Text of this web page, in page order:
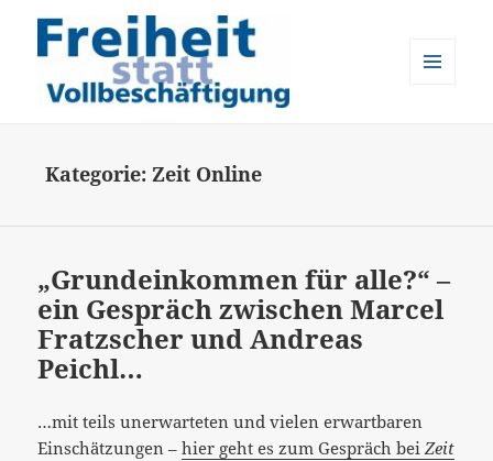
Kategorie:Zeit Online
„Grundeinkommen für alle?“ –
ein Gespräch zwischen Marcel
Fratzscher und Andreas
Peichl…
…mit teils unerwarteten und vielen erwartbaren
Einschätzungen –hier geht es zum Gespräch beiZeit